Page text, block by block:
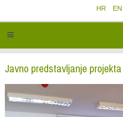
c
.
HR EN
Javno predstavljanje projekta